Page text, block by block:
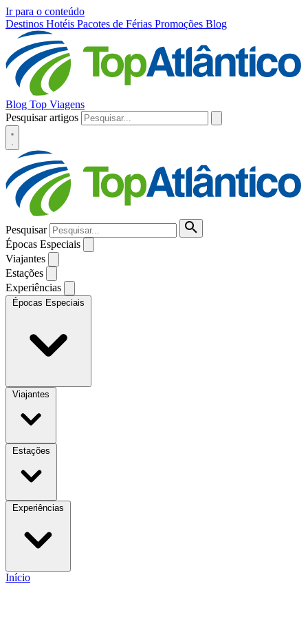
Ir para o conteúdo
Destinos Hotéis Pacotes de Férias Promoções Blog
Blog Top Viagens
Pesquisar artigos
Pesquisar
Épocas Especiais
Viajantes
Estações
Experiências
Épocas Especiais
Viajantes
Estações
Experiências
Início